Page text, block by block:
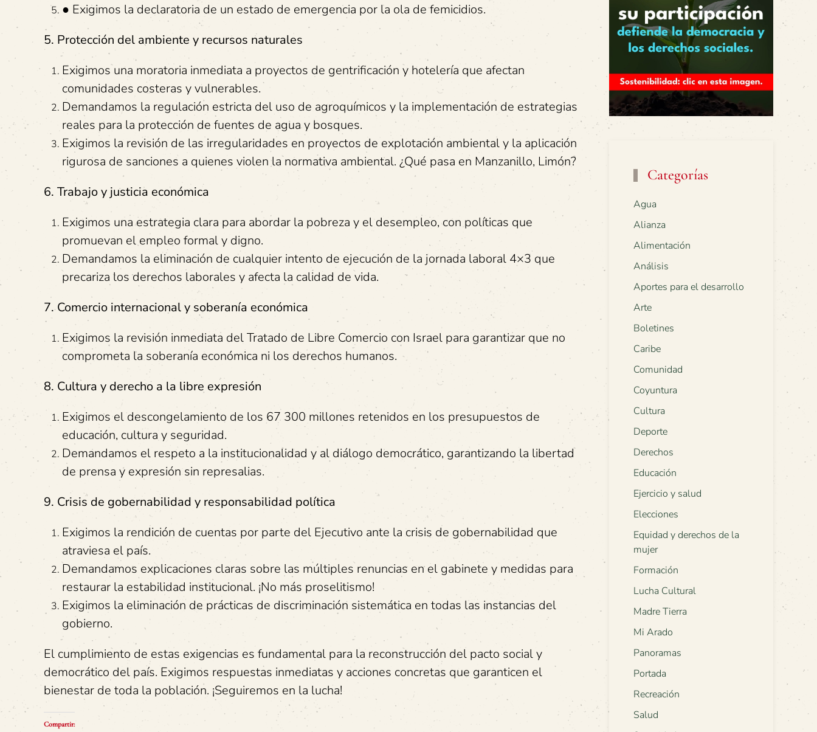
● Exigimos la declaratoria de un estado de emergencia por la ola de femicidios.
5. Protección del ambiente y recursos naturales
Exigimos una moratoria inmediata a proyectos de gentrificación y hotelería que afectan
comunidades costeras y vulnerables.
Demandamos la regulación estricta del uso de agroquímicos y la implementación de estrategias
reales para la protección de fuentes de agua y bosques.
Exigimos la revisión de las irregularidades en proyectos de explotación ambiental y la aplicación
rigurosa de sanciones a quienes violen la normativa ambiental. ¿Qué pasa en Manzanillo, Limón?
6. Trabajo y justicia económica
Exigimos una estrategia clara para abordar la pobreza y el desempleo, con políticas que
promuevan el empleo formal y digno.
Demandamos la eliminación de cualquier intento de ejecución de la jornada laboral 4×3 que
precariza los derechos laborales y afecta la calidad de vida.
7. Comercio internacional y soberanía económica
Exigimos la revisión inmediata del Tratado de Libre Comercio con Israel para garantizar que no
comprometa la soberanía económica ni los derechos humanos.
8. Cultura y derecho a la libre expresión
Exigimos el descongelamiento de los 67 300 millones retenidos en los presupuestos de
educación, cultura y seguridad.
Demandamos el respeto a la institucionalidad y al diálogo democrático, garantizando la libertad
de prensa y expresión sin represalias.
9. Crisis de gobernabilidad y responsabilidad política
Exigimos la rendición de cuentas por parte del Ejecutivo ante la crisis de gobernabilidad que
atraviesa el país.
Demandamos explicaciones claras sobre las múltiples renuncias en el gabinete y medidas para
restaurar la estabilidad institucional. ¡No más proselitismo!
Exigimos la eliminación de prácticas de discriminación sistemática en todas las instancias del
gobierno.
El cumplimiento de estas exigencias es fundamental para la reconstrucción del pacto social y
democrático del país. Exigimos respuestas inmediatas y acciones concretas que garanticen el
bienestar de toda la población. ¡Seguiremos en la lucha!
Compartir:
Categorías
Agua
Alianza
Alimentación
Análisis
Aportes para el desarrollo
Arte
Boletines
Caribe
Comunidad
Coyuntura
Cultura
Deporte
Derechos
Educación
Ejercicio y salud
Elecciones
Equidad y derechos de la
mujer
Formación
Lucha Cultural
Madre Tierra
Mi Arado
Panoramas
Portada
Recreación
Salud